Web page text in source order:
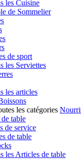
les Cuisine
de Sommelier
de sport
les Serviettes
les articles
les catégories
table
de service
de table
les Articles de table